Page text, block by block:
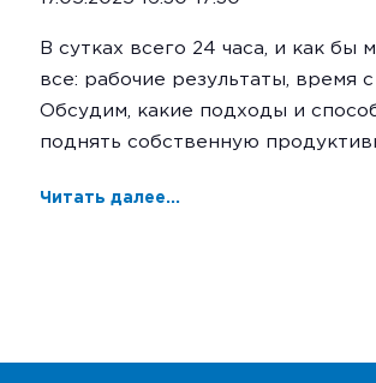
В сутках всего 24 часа, и как бы
все: рабочие результаты, время
Обсудим, какие подходы и
поднять собственную
Читать далее...